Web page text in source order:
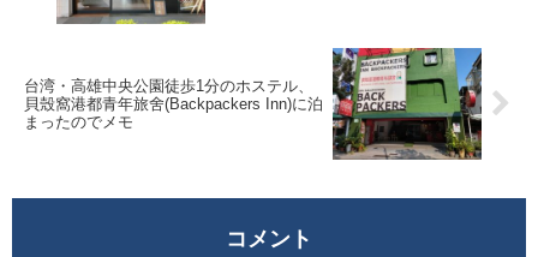
台湾・高雄中央公園徒歩1分のホステル、
貝殼窩港都青年旅舍(Backpackers Inn)に泊
まったのでメモ
コメント